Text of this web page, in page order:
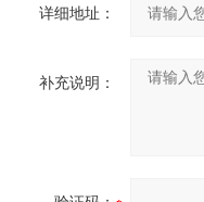
详细地址：
补充说明：